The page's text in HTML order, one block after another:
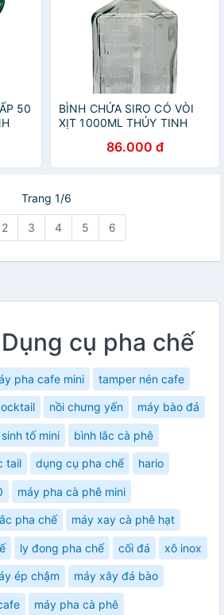
50
BÌNH CHỨA SIRO CÓ VÒI
XỊT 1000ML THỦY TINH
86.000 đ
Trang 1/6
2 3 4 5 6
cụ pha chế
pha cafe mini tamper nén cafe
nồi chưng yến máy bào đá
tố mini bình lắc cà phê
tail dụng cụ pha chế hario
máy pha cà phê mini
pha chế máy xay cà phê hạt
ly đong pha chế cối đá xô inox
ép chậm máy xây đá bào
máy pha cà phê